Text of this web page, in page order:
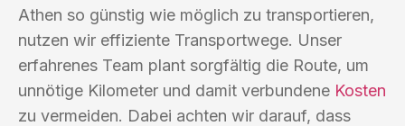
Athen so günstig wie möglich zu transportieren,
nutzen wir effiziente Transportwege. Unser
erfahrenes Team plant sorgfältig die Route, um
unnötige Kilometer und damit verbundene Kosten
zu vermeiden. Dabei achten wir darauf, dass